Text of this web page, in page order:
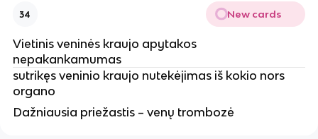
34 New cards
Vietinis veninės kraujo apytakos
nepakankamumas
sutrikęs veninio kraujo nutekėjimas iš kokio nors
organo
Dažniausia priežastis – venų trombozė